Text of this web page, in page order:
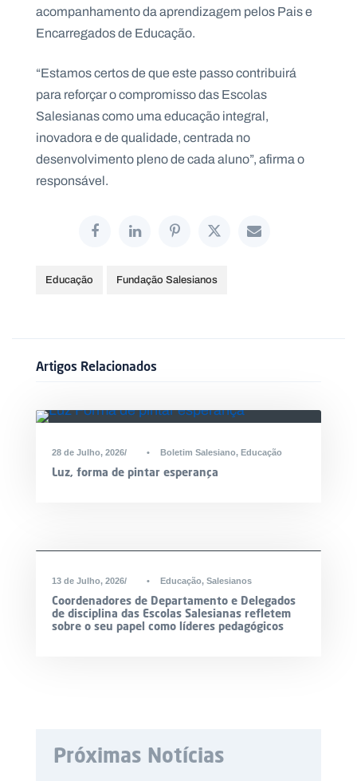
acompanhamento da aprendizagem pelos Pais e
Encarregados de Educação.
“Estamos certos de que este passo contribuirá
para reforçar o compromisso das Escolas
Salesianas como uma educação integral,
inovadora e de qualidade, centrada no
desenvolvimento pleno de cada aluno”, afirma o
responsável.
Educação Fundação Salesianos
Artigos Relacionados
28 de Julho, 2026 • Boletim Salesiano, Educação
Luz, forma de pintar esperança
13 de Julho, 2026 • Educação, Salesianos
Coordenadores de Departamento e Delegados
de disciplina das Escolas Salesianas refletem
sobre o seu papel como líderes pedagógicos
Próximas Notícias